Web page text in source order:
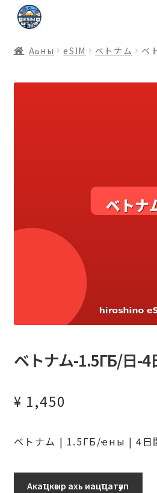
ナ
ビ
ー
ョ
コ
ン
ン
ス
Аҩны еSIM ベトナム ベ
ベトナム-1.5ГБ/日-4
¥ 1,450
ベトナム | 1.5ГБ/ҽны | 4日
Акаҵкәыр ахь иацҵатәуп